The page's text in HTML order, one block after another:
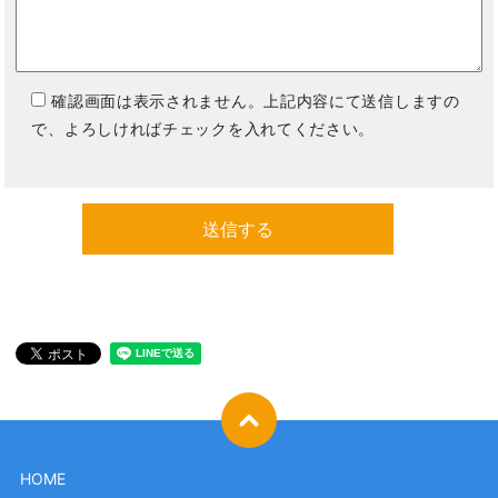
確認画面は表示されません。上記内容にて送信しますの
で、よろしければチェックを入れてください。
HOME